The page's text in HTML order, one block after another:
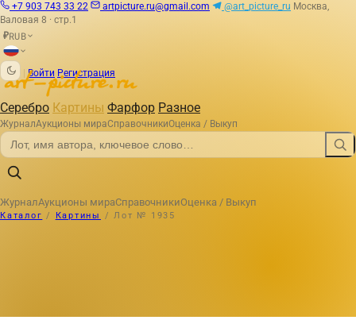
+7 903 743 33 22 artpicture.ru@gmail.com @art_picture_ru Москва,
Валовая 8 · стр.1
₽RUB
Войти Регистрация
Серебро Картины Фарфор Разное
ЖурналАукционы мираСправочникиОценка / Выкуп
ЖурналАукционы мираСправочникиОценка / Выкуп
Каталог / Картины / Лот № 1935